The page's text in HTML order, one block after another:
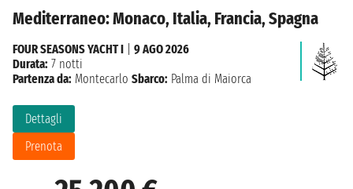
Mediterraneo: Monaco, Italia, Francia, Spagna
Dettagli
Prenota
FOUR SEASONS YACHT I
9 AGO 2026
Durata: 7 notti
Partenza da: Montecarlo Sbarco: Palma di Maiorca